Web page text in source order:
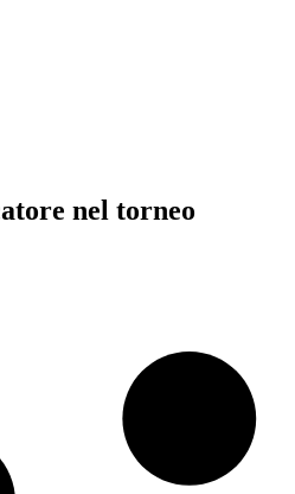
nel torneo